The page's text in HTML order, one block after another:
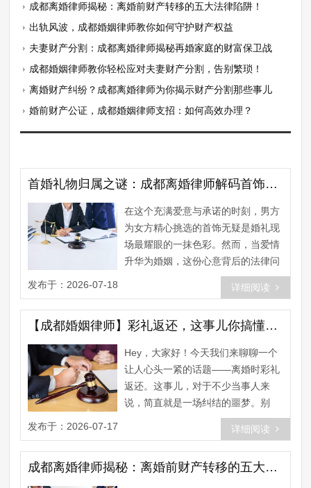
成都离婚律师揭秘：离婚前财产转移的五大法律陷阱！
出轨风波，成都婚姻律师教你如何守护财产权益
夫妻财产分割：成都离婚律师揭秘再婚家庭的财富保卫战
成都婚姻律师教你轻松应对夫妻财产分割，告别繁琐！
离婚财产纠纷？成都离婚律师为你揭示财产分割那些事儿
婚前财产公证，成都婚姻律师支招：如何高效办理？
首婚礼物归属之谜：成都离婚律师解码首饰所有权归属
在这个充满爱意与承诺的时刻，男方
为女方精心挑选的首饰无疑是婚礼现
场最耀眼的一抹色彩。然而，当爱情
升华为婚姻，这份心意背后的法律问
题也随之而来。首饰，这个看似简
发布于：2026-07-18 详细阅读
【成都婚姻律师】彩礼返还，这事儿你搞懂了吗？
Hey，大家好！今天我们来聊聊一个
让人心头一紧的话题——离婚时彩礼
返还。这事儿，对于不少当事人来
说，简直就是一场纠结的噩梦。别
急，今天咱们就来一探究竟，搞明白
发布于：2026-07-17 详细阅读
成都离婚律师揭秘：离婚前财产转移的五大法律陷阱！